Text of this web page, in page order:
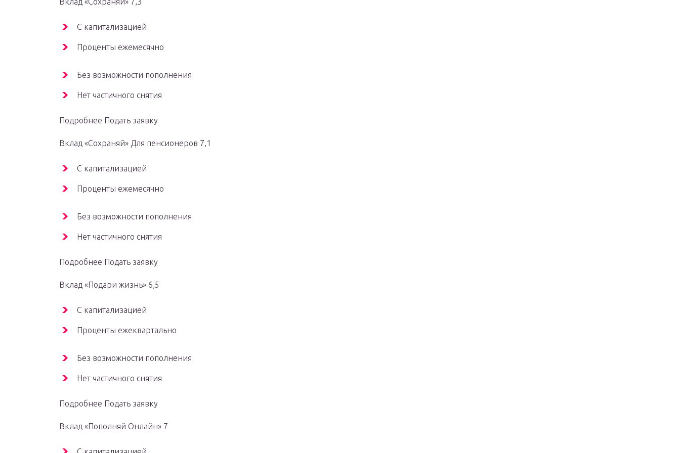
С капитализацией
Проценты ежемесячно
Без возможности пополнения
Нет частичного снятия
Подробнее Подать заявку
Вклад «Сохраняй» Для пенсионеров 7,1
С капитализацией
Проценты ежемесячно
Без возможности пополнения
Нет частичного снятия
Подробнее Подать заявку
Вклад «Подари жизнь» 6,5
С капитализацией
Проценты ежеквартально
Без возможности пополнения
Нет частичного снятия
Подробнее Подать заявку
Вклад «Пополняй Онлайн» 7